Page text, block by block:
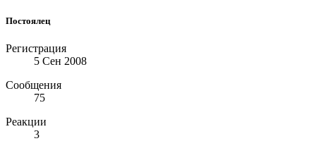
Постоялец
Регистрация
5 Сен 2008
Сообщения
75
Реакции
3